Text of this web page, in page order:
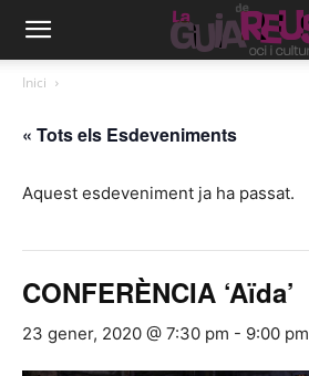
Inici
« Tots els Esdeveniments
Aquest esdeveniment ja ha passat.
CONFERÈNCIA ‘Aïda’
23 gener, 2020 @ 7:30 pm - 9:00 pm